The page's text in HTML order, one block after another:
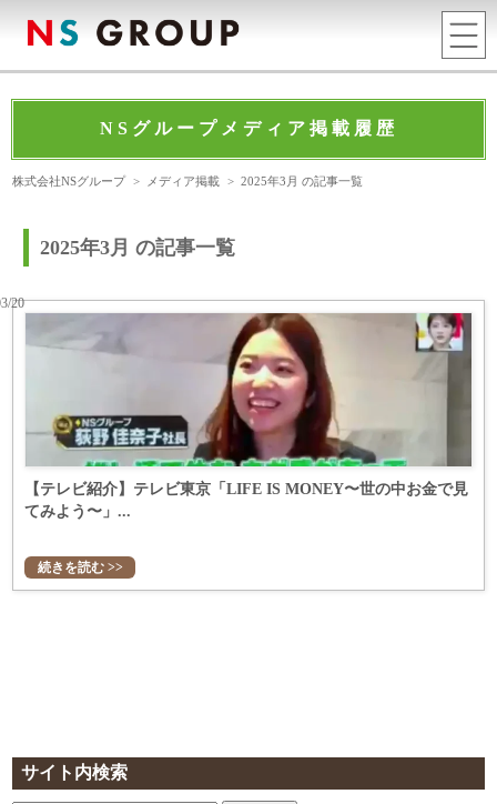
NSグループメディア掲載履歴
株式会社NSグループ > メディア掲載 >2025年3月 の記事一覧
サイト内検索
2025年3月 の記事一覧
【テレビ紹介】テレビ東京「LIFE IS MONEY〜世の中お金で見
てみよう〜」...
20
続きを読む >>